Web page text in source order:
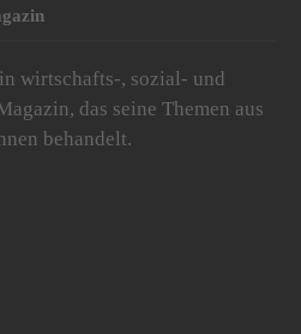
wirtschafts-, sozial- und
das seine Themen aus
behandelt.